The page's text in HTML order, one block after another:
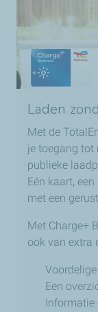
Laden
Met de
je toegang tot
publieke
Eén kaart,
met een
Met Charge+
ook van extra
Een
Informatie